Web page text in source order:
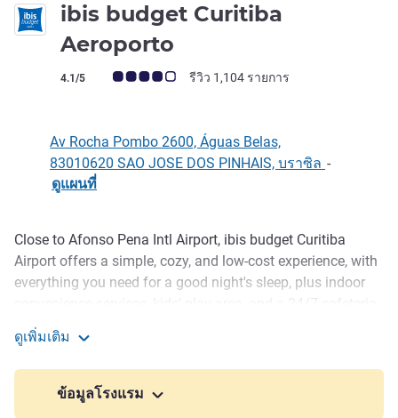
ibis budget Curitiba
Aeroporto
คะแนนความคิดเห็นจากแขก (เรทติ้งบน ALL)
4.1/5 รีวิว 1,104 รายการ
Av Rocha Pombo 2600, Águas Belas,
83010620 SAO JOSE DOS PINHAIS, บราซิล -
ดูแผนที่
รายละเอียด
Close to Afonso Pena Intl Airport, ibis budget Curitiba
Airport offers a simple, cozy, and low-cost experience, with
everything you need for a good night's sleep, plus indoor
for guests to bring and eat their meals in. With car park,
free WIFI, and fast check-out, this is the perfect choice for
guests looking for convenience and agility.
São José dos Pinhais may be small, but it is also sure to
ดูเพิ่มเติม
ข้อมูลโรงแรม